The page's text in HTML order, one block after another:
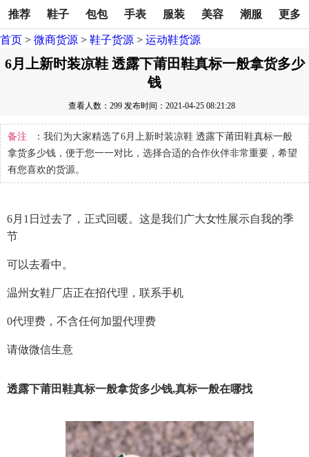
推荐 鞋子 包包 手表 服装 美容 潮服 更多
首页 > 微商货源 > 鞋子货源 > 运动鞋货源
6月上新时装凉鞋 透露下莆田鞋真标一般拿货多少
钱
查看人数：299 发布时间：2021-04-25 08:21:28
备注
：我们为大家精选了6月上新时装凉鞋 透露下莆田鞋真标一般
拿货多少钱，便于您一一对比，选择合适的合作伙伴非常重要，希望
有您喜欢的货源。
6月1日过去了，正式回暖。这是我们广大女性展示自我的季
节
可以去看中。
温州女鞋厂店正在招代理，联系手机
0代理费，不含任何加盟代理费
请做微信生意
透露下莆田鞋真标一般拿货多少钱,真标一般在哪找